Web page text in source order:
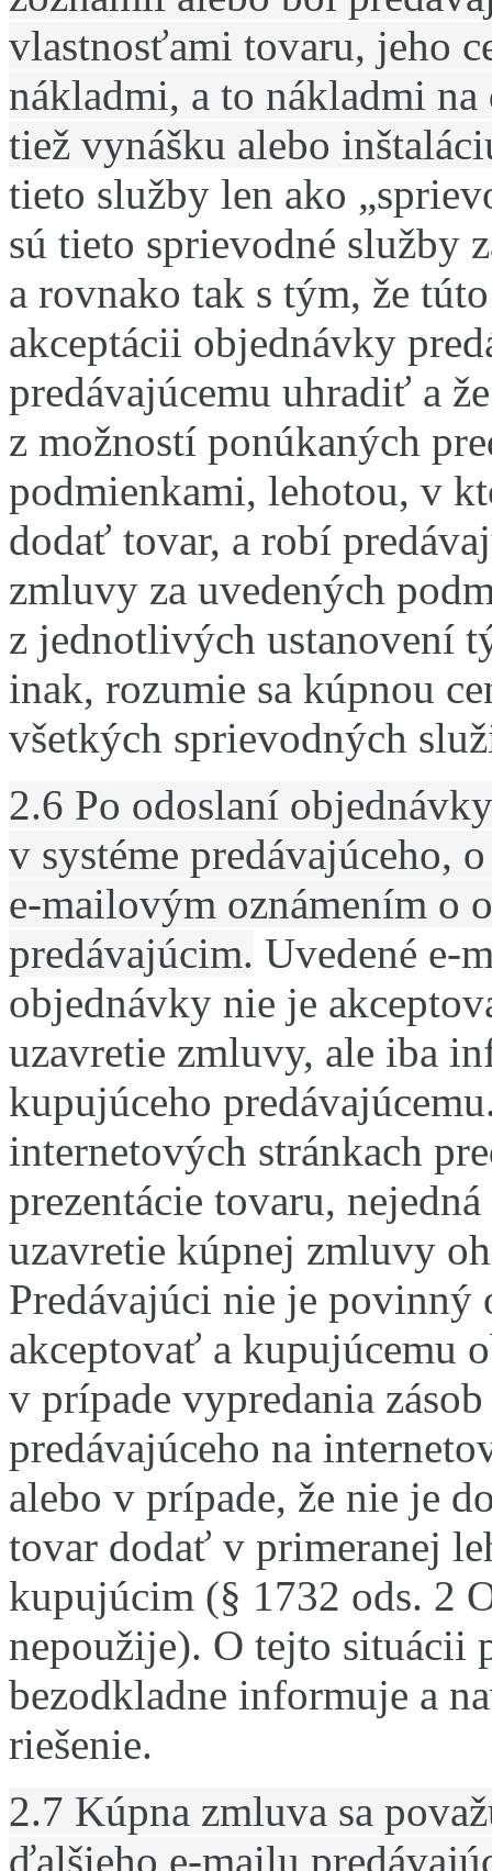
vlastnosťami tovaru, jeho
nákladmi, a to nákladmi
tiež vynášku alebo
tieto služby len ako
sú tieto sprievodné služby
a rovnako tak s tým, že
akceptácii objednávky
predávajúcemu uhradiť a že
z možností ponúkaných
podmienkami, lehotou, v
dodať tovar, a robí
zmluvy za uvedených
z jednotlivých ustanovení
inak, rozumie sa kúpnou
všetkých sprievodných
2.6 Po odoslaní
v systéme predávajúceho,
e-mailovým oznámením o
predávajúcim. Uvedené e-
objednávky nie je
uzavretie zmluvy, ale iba
kupujúceho
internetových stránkach
prezentácie tovaru,
uzavretie kúpnej zmluvy
Predávajúci nie je povinný
akceptovať a kupujúcemu
v prípade vypredania
predávajúceho na
alebo v prípade, že nie je
tovar dodať v primeranej
kupujúcim (§ 1732 ods. 2
nepoužije). O tejto situácii
bezodkladne informuje a
riešenie.
2.7 Kúpna zmluva sa
ďalšieho e-mailu